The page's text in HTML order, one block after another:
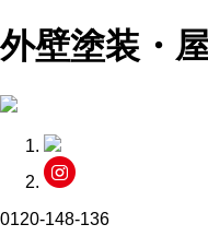
外壁塗装・
0120-148-136